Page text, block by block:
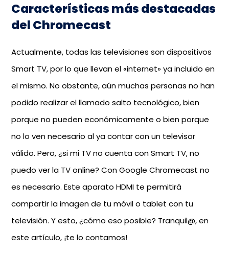
Características más destacadas
del Chromecast
Actualmente, todas las televisiones son dispositivos
Smart TV, por lo que llevan el «internet» ya incluido en
el mismo. No obstante, aún muchas personas no han
podido realizar el llamado salto tecnológico, bien
porque no pueden económicamente o bien porque
no lo ven necesario al ya contar con un televisor
válido. Pero, ¿si mi TV no cuenta con Smart TV, no
puedo ver la TV online? Con Google Chromecast no
es necesario. Este aparato HDMI te permitirá
compartir la imagen de tu móvil o tablet con tu
televisión. Y esto, ¿cómo eso posible? Tranquil@, en
este artículo, ¡te lo contamos!